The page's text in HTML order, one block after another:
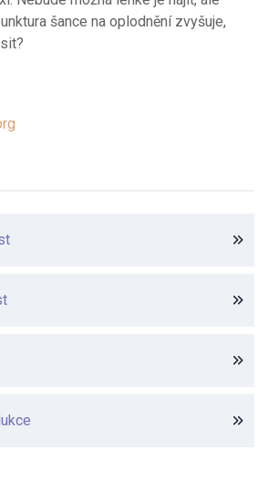
šance na oplodnění zvyšuje,